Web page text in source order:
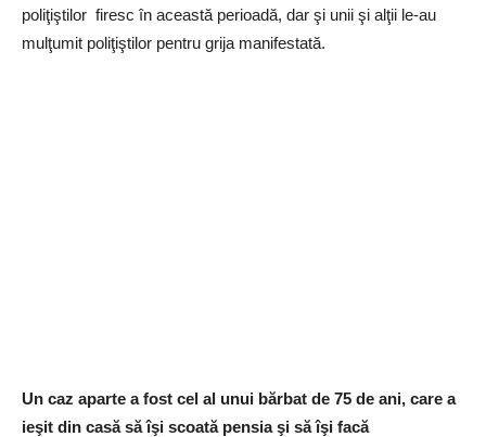
poliţiştilor firesc în această perioadă, dar şi unii şi alţii le-au
mulţumit poliţiştilor pentru grija manifestată.
Un caz aparte a fost cel al unui bărbat de 75 de ani, care a
ieşit din casă să îşi scoată pensia şi să îşi facă